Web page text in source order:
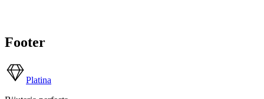
Footer
Platina